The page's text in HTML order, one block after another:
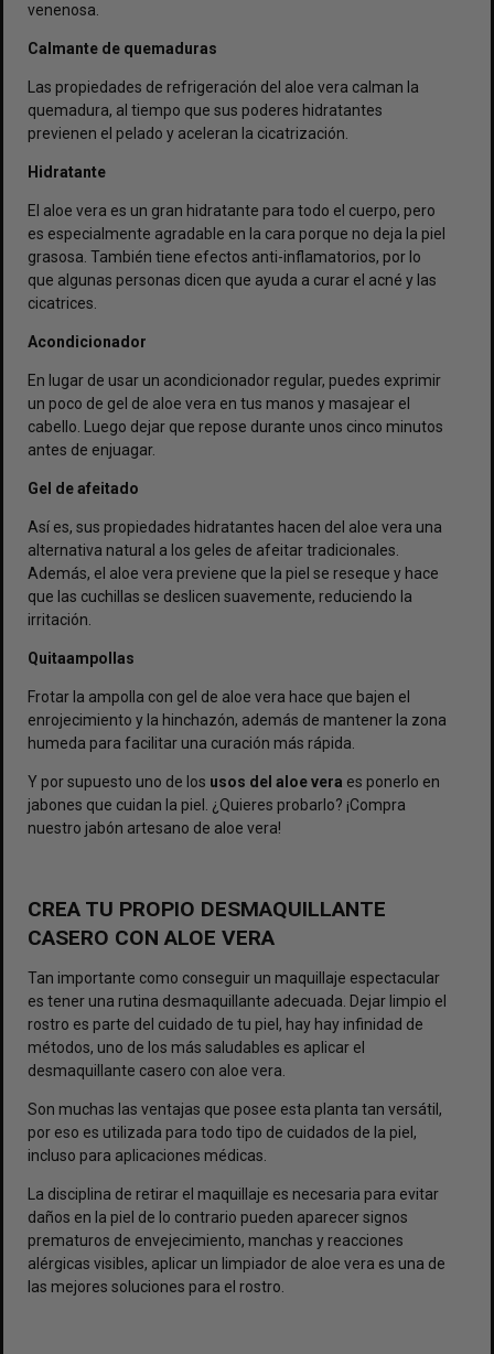
venenosa.
Calmante de quemaduras
Las propiedades de refrigeración del aloe vera calman la
quemadura, al tiempo que sus poderes hidratantes
previenen el pelado y aceleran la cicatrización.
Hidratante
El aloe vera es un gran hidratante para todo el cuerpo, pero
es especialmente agradable en la cara porque no deja la piel
grasosa. También tiene efectos anti-inflamatorios, por lo
que algunas personas dicen que ayuda a curar el acné y las
cicatrices.
Acondicionador
En lugar de usar un acondicionador regular, puedes exprimir
un poco de gel de aloe vera en tus manos y masajear el
cabello. Luego dejar que repose durante unos cinco minutos
antes de enjuagar.
Gel de afeitado
Así es, sus propiedades hidratantes hacen del aloe vera una
alternativa natural a los geles de afeitar tradicionales.
Además, el aloe vera previene que la piel se reseque y hace
que las cuchillas se deslicen suavemente, reduciendo la
irritación.
Quitaampollas
Frotar la ampolla con gel de aloe vera hace que bajen el
enrojecimiento y la hinchazón, además de mantener la zona
humeda para facilitar una curación más rápida.
Y por supuesto uno de los usos del aloe vera es ponerlo en
jabones que cuidan la piel. ¿Quieres probarlo? ¡Compra
nuestro jabón artesano de aloe vera!
CREA TU PROPIO DESMAQUILLANTE
CASERO CON ALOE VERA
Tan importante como conseguir un maquillaje espectacular
es tener una rutina desmaquillante adecuada. Dejar limpio el
rostro es parte del cuidado de tu piel, hay hay infinidad de
métodos, uno de los más saludables es aplicar el
desmaquillante casero con aloe vera.
Son muchas las ventajas que posee esta planta tan versátil,
por eso es utilizada para todo tipo de cuidados de la piel,
incluso para aplicaciones médicas.
La disciplina de retirar el maquillaje es necesaria para evitar
daños en la piel de lo contrario pueden aparecer signos
prematuros de envejecimiento, manchas y reacciones
alérgicas visibles, aplicar un limpiador de aloe vera es una de
las mejores soluciones para el rostro.